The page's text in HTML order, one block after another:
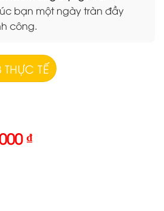
bạn một ngày tràn đầy
công.
TẾ
₫Giá